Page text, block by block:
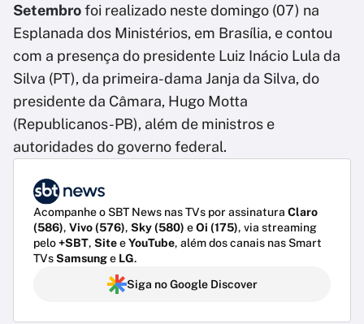
Setembrofoi realizado neste domingo (07) na
Esplanada dos Ministérios, em Brasília, e contou
com a presença do presidente Luiz Inácio Lula da
Silva (PT), da primeira-dama Janja da Silva, do
presidente da Câmara, Hugo Motta
(Republicanos-PB), além de ministros e
autoridades do governo federal.
Acompanhe o SBT News nas TVs por assinatura Claro
(586), Vivo (576), Sky (580) eOi (175), via streaming
pelo+SBT, SiteeYouTube, além dos canais nas Smart
TVsSamsunge LG.
Siga no Google Discover